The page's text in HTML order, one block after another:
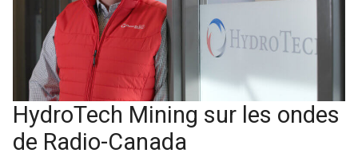
HydroTech Mining sur les ondes
de Radio-Canada